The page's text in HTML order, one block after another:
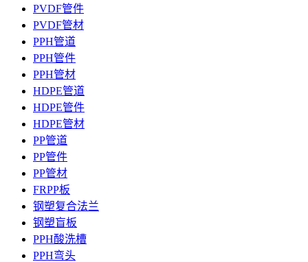
PVDF管件
PVDF管材
PPH管道
PPH管件
PPH管材
HDPE管道
HDPE管件
HDPE管材
PP管道
PP管件
PP管材
FRPP板
钢塑复合法兰
钢塑盲板
PPH酸洗槽
PPH弯头